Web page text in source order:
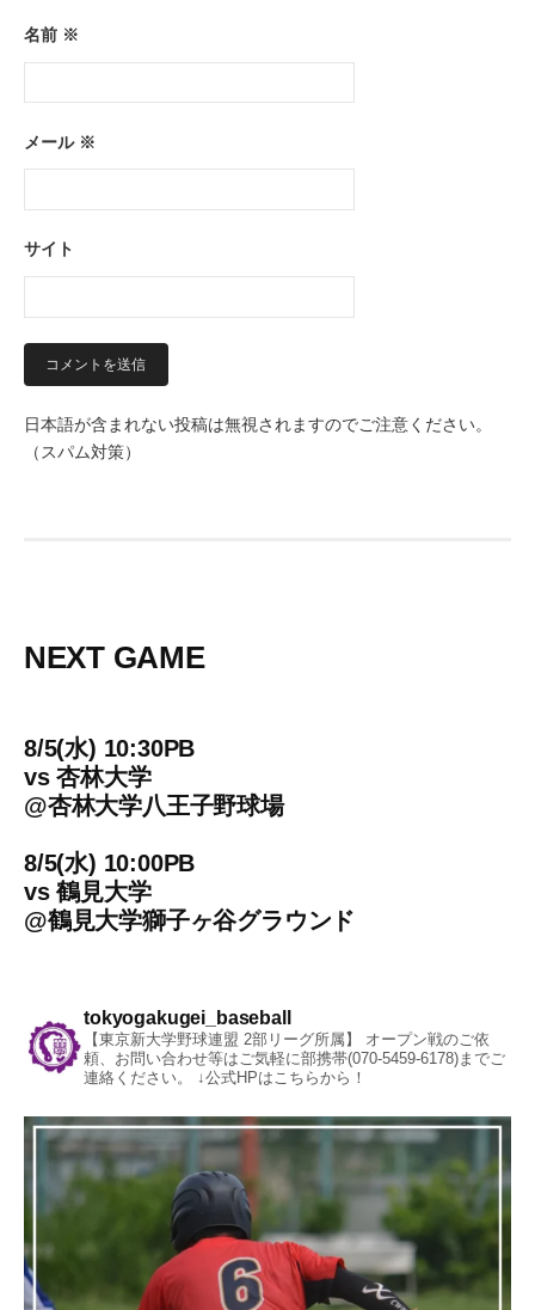
名前 ※
メール ※
サイト
日本語が含まれない投稿は無視されますのでご注意ください。
（スパム対策）
NEXT GAME
8/5(水) 10:30PB
vs杏林大学
@杏林大学八王子野球場
8/5(水) 10:00PB
vs鶴見大学
@鶴見大学獅子ヶ谷グラウンド
tokyogakugei_baseball
【東京新大学野球連盟 2部リーグ所属】
オープン戦のご依
頼、お問い合わせ等はご気軽に部携帯(070-5459-6178)までご
連絡ください。
↓公式HPはこちらから！